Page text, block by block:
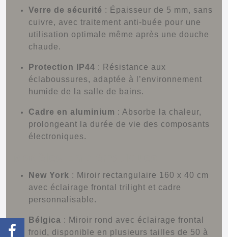
Verre de sécurité : Épaisseur de 5 mm, sans
cuivre, avec traitement anti-buée pour une
utilisation optimale même après une douche
chaude.
Protection IP44 : Résistance aux
éclaboussures, adaptée à l’environnement
humide de la salle de bains.
Cadre en aluminium : Absorbe la chaleur,
prolongeant la durée de vie des composants
électroniques.
New York : Miroir rectangulaire 160 x 40 cm
avec éclairage frontal trilight et cadre
personnalisable.
Bélgica : Miroir rond avec éclairage frontal
froid, disponible en plusieurs tailles de 50 à